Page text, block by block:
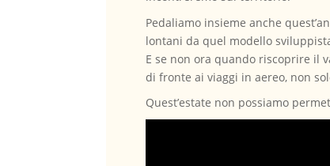
Pedaliamo insieme anche
lontani da quel modello
E se non ora quando riscoprire il
di fronte ai viaggi in aereo, non
Quest’estate non possiamo